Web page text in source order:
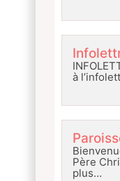
à
Père
plus…